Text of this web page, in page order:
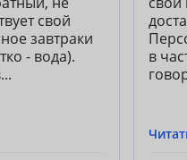
свой
завтраки
- вода).
в